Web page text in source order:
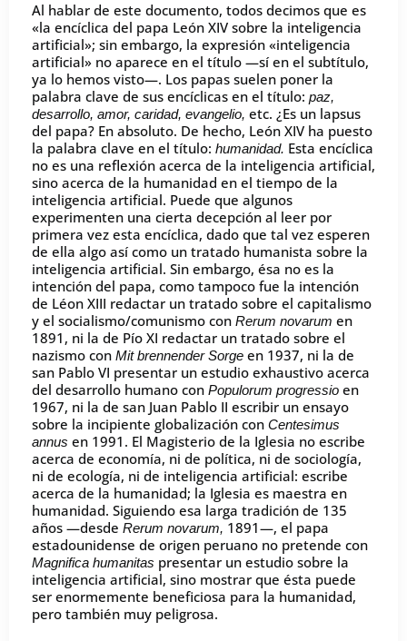
Al hablar de este documento, todos decimos que es
«la encíclica del papa León XIV sobre la inteligencia
artificial»; sin embargo, la expresión «inteligencia
artificial» no aparece en el título —sí en el subtítulo,
ya lo hemos visto—. Los papas suelen poner la
palabra clave de sus encíclicas en el título: paz,
desarrollo, amor, caridad, evangelio, etc. ¿Es un lapsus
del papa? En absoluto. De hecho, León XIV ha puesto
la palabra clave en el título: humanidad. Esta encíclica
no es una reflexión acerca de la inteligencia artificial,
sino acerca de la humanidad en el tiempo de la
inteligencia artificial. Puede que algunos
experimenten una cierta decepción al leer por
primera vez esta encíclica, dado que tal vez esperen
de ella algo así como un tratado humanista sobre la
inteligencia artificial. Sin embargo, ésa no es la
intención del papa, como tampoco fue la intención
de Léon XIII redactar un tratado sobre el capitalismo
y el socialismo/comunismo con Rerum novarum en
1891, ni la de Pío XI redactar un tratado sobre el
nazismo con Mit brennender Sorge en 1937, ni la de
san Pablo VI presentar un estudio exhaustivo acerca
del desarrollo humano con Populorum progressio en
1967, ni la de san Juan Pablo II escribir un ensayo
sobre la incipiente globalización con Centesimus
annus en 1991. El Magisterio de la Iglesia no escribe
acerca de economía, ni de política, ni de sociología,
ni de ecología, ni de inteligencia artificial: escribe
acerca de la humanidad; la Iglesia es maestra en
humanidad. Siguiendo esa larga tradición de 135
años —desde Rerum novarum, 1891—, el papa
estadounidense de origen peruano no pretende con
Magnifica humanitas presentar un estudio sobre la
inteligencia artificial, sino mostrar que ésta puede
ser enormemente beneficiosa para la humanidad,
pero también muy peligrosa.